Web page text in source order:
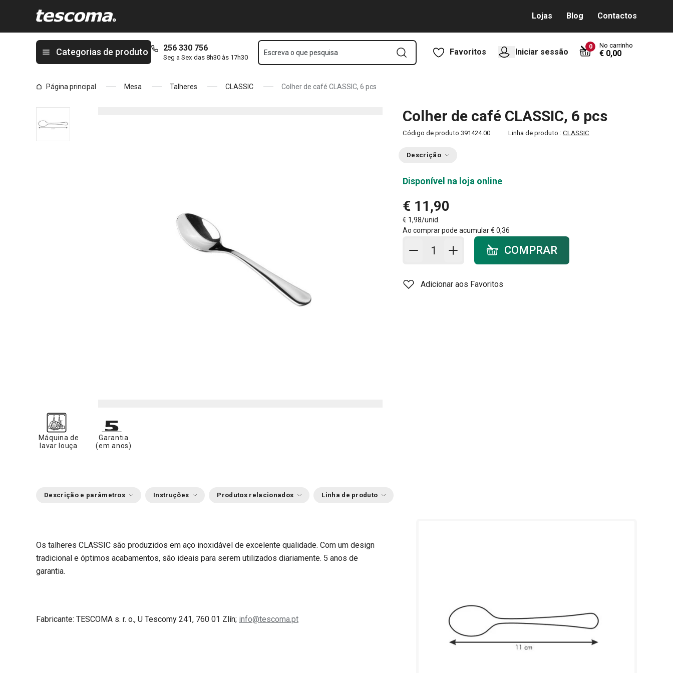
Lojas Blog Contactos
Categorias de produto 256 330 756
Seg a Sex das 8h30 às 17h30
Escreva o que pesquisa Favoritos Iniciar sessão
0 No carrinho
€ 0,00
Página principal Mesa Talheres CLASSIC Colher de café CLASSIC, 6 pcs
Colher de café CLASSIC, 6 pcs
Código de produto 391424.00 Linha de produto : CLASSIC
Descrição
Disponível na loja online
€ 11,90
€ 1,98/unid.
Ao comprar pode acumular€ 0,36
Adicionar ao carrinho - quantidade
COMPRAR
Adicionar aos Favoritos
Máquina de
lavar louça
Garantia
(em anos)
Descrição e parâmetros Instruções Produtos relacionados Linha de produto
Os talheres CLASSIC são produzidos em aço inoxidável de excelente qualidade. Com um design
tradicional e óptimos acabamentos, são ideais para serem utilizados diariamente. 5 anos de
garantia.
Fabricante: TESCOMA s. r. o., U Tescomy 241, 760 01 Zlín; info@tescoma.pt